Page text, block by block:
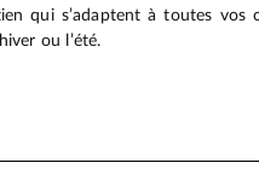
qui s’adaptent à toutes vos
ou l’été.